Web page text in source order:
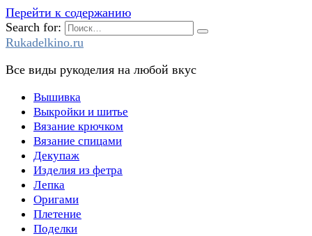
Перейти к содержанию
Search for:
Rukadelkino.ru
Все виды рукоделия на любой вкус
Вышивка
Выкройки и шитье
Вязание крючком
Вязание спицами
Декупаж
Изделия из фетра
Лепка
Оригами
Плетение
Поделки